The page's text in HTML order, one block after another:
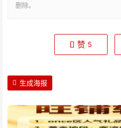
删除。
赞 5
生成海报